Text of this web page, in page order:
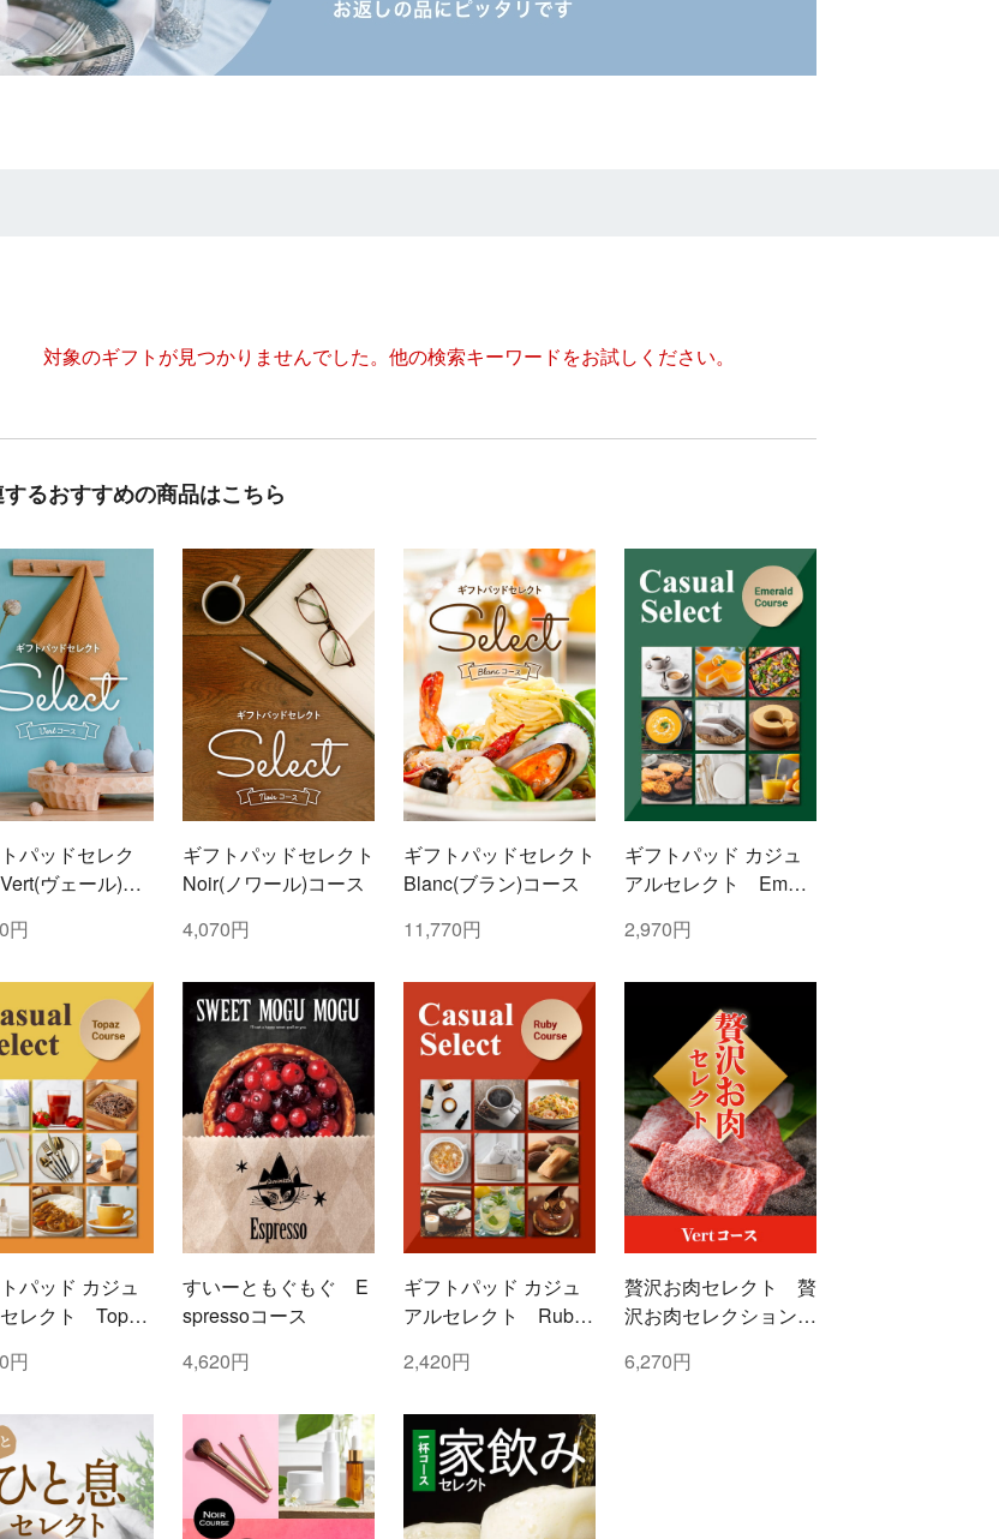
対象のギフトが見つかりませんでした。 他の検索キーワードをお試しください。
るおすすめの商品はこちら
パッドセレク
ヴェール)コ
円
ギフトパッドセレクト
Noir(ノワール)コース
4,070円
ギフトパッドセレクト
Blanc(ブラン)コース
11,770円
ギフトパッド カジュ
アルセレクト Emera
2,970円
パッド カジュ
レクト Topaz
円
すいーともぐもぐ E
spressoコース
4,620円
ギフトパッド カジュ
アルセレクト Ruby
2,420円
贅沢お肉セレクト 贅
沢お肉セレクション
6,270円